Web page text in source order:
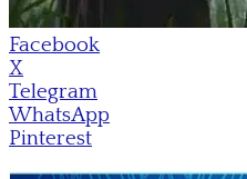
Facebook
X
Telegram
WhatsApp
Pinterest